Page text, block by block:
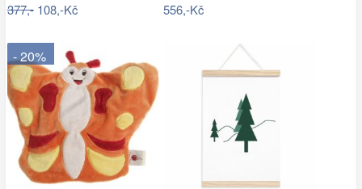
377,-108,-Kč 556,-Kč
- 20%